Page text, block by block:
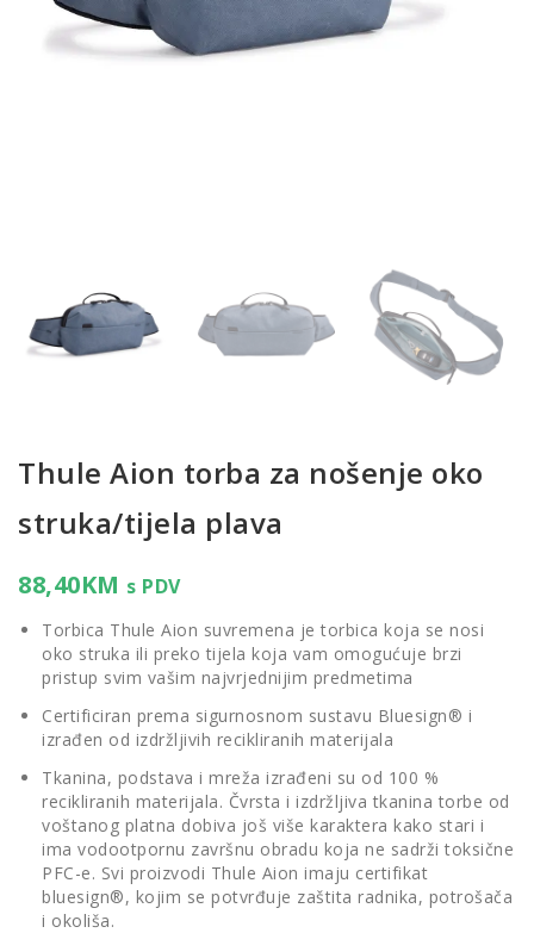
Thule Aion torba za nošenje oko
struka/tijela plava
88,40KM s PDV
Torbica Thule Aion suvremena je torbica koja se nosi
oko struka ili preko tijela koja vam omogućuje brzi
pristup svim vašim najvrjednijim predmetima
Certificiran prema sigurnosnom sustavu Bluesign® i
izrađen od izdržljivih recikliranih materijala
Tkanina, podstava i mreža izrađeni su od 100 %
recikliranih materijala. Čvrsta i izdržljiva tkanina torbe od
voštanog platna dobiva još više karaktera kako stari i
ima vodootpornu završnu obradu koja ne sadrži toksične
PFC-e. Svi proizvodi Thule Aion imaju certifikat
bluesign®, kojim se potvrđuje zaštita radnika, potrošača
i okoliša.